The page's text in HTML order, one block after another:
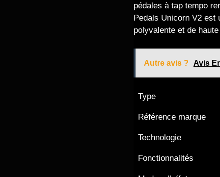
pédales à tap tempo
Pedals Unicorn V2 est
polyvalente et de
Autre avis ? Avis
Type
Référence marque
Technologie
Fonctionnalités